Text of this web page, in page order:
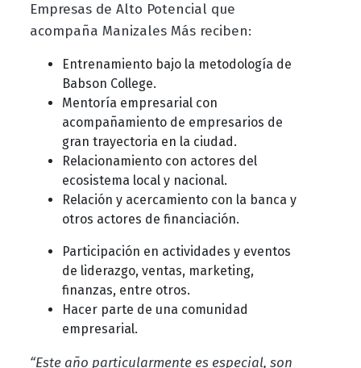
Empresas de Alto Potencial que
acompaña Manizales Más reciben:
Entrenamiento bajo la metodología de
Babson College.
Mentoría empresarial con
acompañamiento de empresarios de
gran trayectoria en la ciudad.
Relacionamiento con actores del
ecosistema local y nacional.
Relación y acercamiento con la banca y
otros actores de financiación.
Participación en actividades y eventos
de liderazgo, ventas, marketing,
finanzas, entre otros.
Hacer parte de una comunidad
empresarial.
“Este año particularmente es especial, son